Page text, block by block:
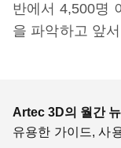
반에서 4,500명
을 파악하고 앞
Artec 3D의 월간
유용한 가이드, 사